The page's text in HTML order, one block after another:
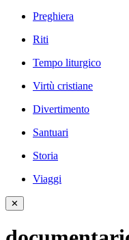
Preghiera
Riti
Tempo liturgico
Virtù cristiane
Divertimento
Santuari
Storia
Viaggi
✕